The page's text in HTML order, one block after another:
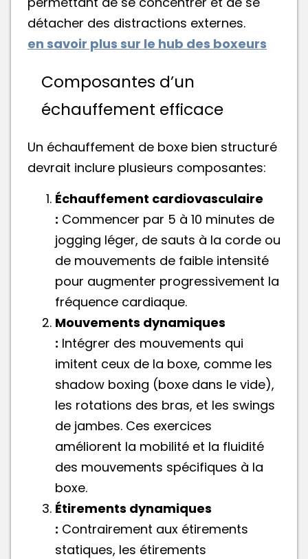
détacher des distractions externes.
en savoir plus sur le hub des boxeurs
Composantes d’un
échauffement efficace
Un échauffement de boxe bien structuré
devrait inclure plusieurs composantes:
Échauffement cardiovasculaire
: Commencer par 5 à 10 minutes de
jogging léger, de sauts à la corde ou
de mouvements de faible intensité
pour augmenter progressivement la
fréquence cardiaque.
Mouvements dynamiques
: Intégrer des mouvements qui
imitent ceux de la boxe, comme les
shadow boxing (boxe dans le vide),
les rotations des bras, et les swings
de jambes. Ces exercices
améliorent la mobilité et la fluidité
des mouvements spécifiques à la
boxe.
Étirements dynamiques
: Contrairement aux étirements
statiques, les étirements